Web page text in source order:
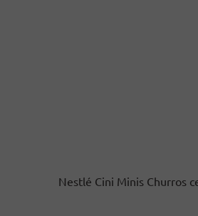
Nestlé Cini Minis Churros